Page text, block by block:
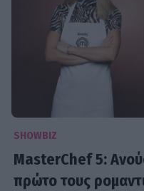
SHOWBIZ
MasterChef 5:
πρώτο τους